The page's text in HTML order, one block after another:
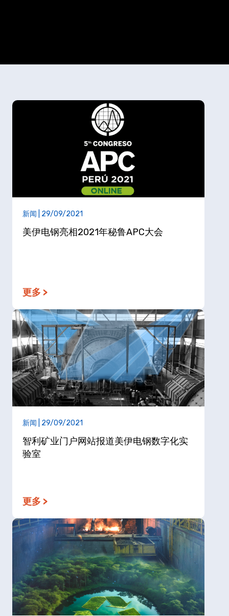
新闻 | 29/09/2021
美伊电钢亮相2021年秘鲁APC大会
更多 >
新闻 | 29/09/2021
智利矿业门户网站报道美伊电钢数字化实
验室
更多 >